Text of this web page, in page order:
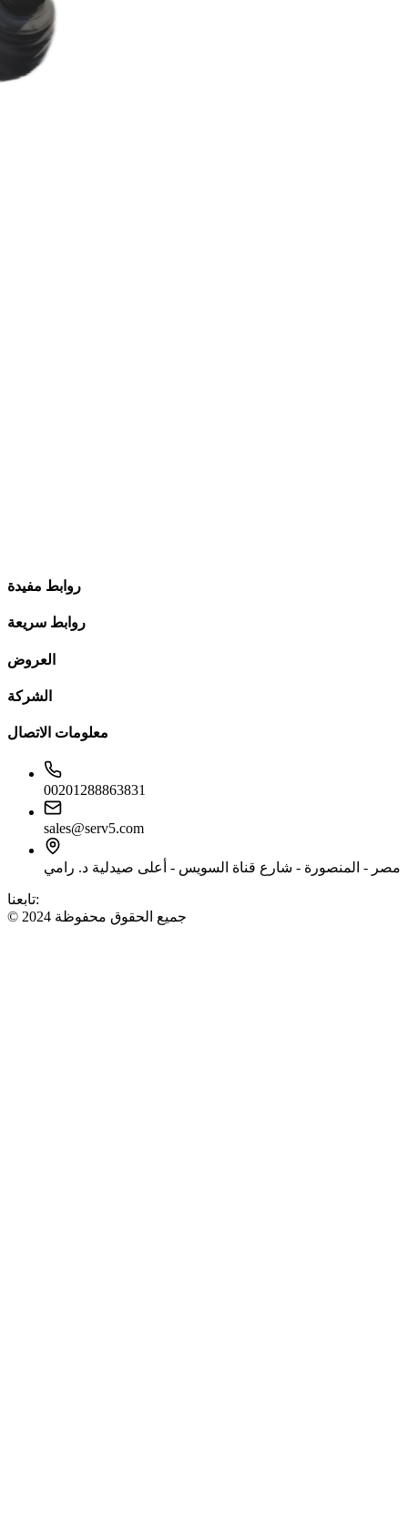
روابط مفيدة
روابط سريعة
العروض
الشركة
معلومات الاتصال
00201288863831
sales@serv5.com
مصر - المنصورة - شارع قناة السويس - أعلى صيدلية د. رامي
تابعنا:
© 2024 جميع الحقوق محفوظة